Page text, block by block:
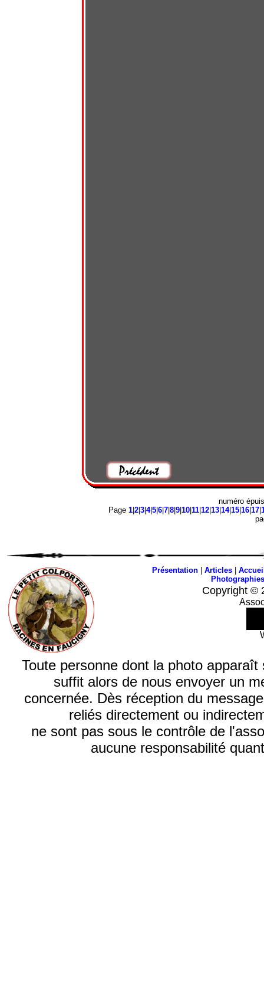
numéro
Page 1| 2| 3| 4|5| 6| 7| 8| 9| 10| 11| 12| 13| 14|15| 16| 17|
Présentation| Articles|
Photographies
Copyright ©
Toute personne dont la photo
suffit alors de nous envoyer un
concernée. Dès réception du
reliés directement ou
ne sont pas sous le contrôle de
aucune responsabilité